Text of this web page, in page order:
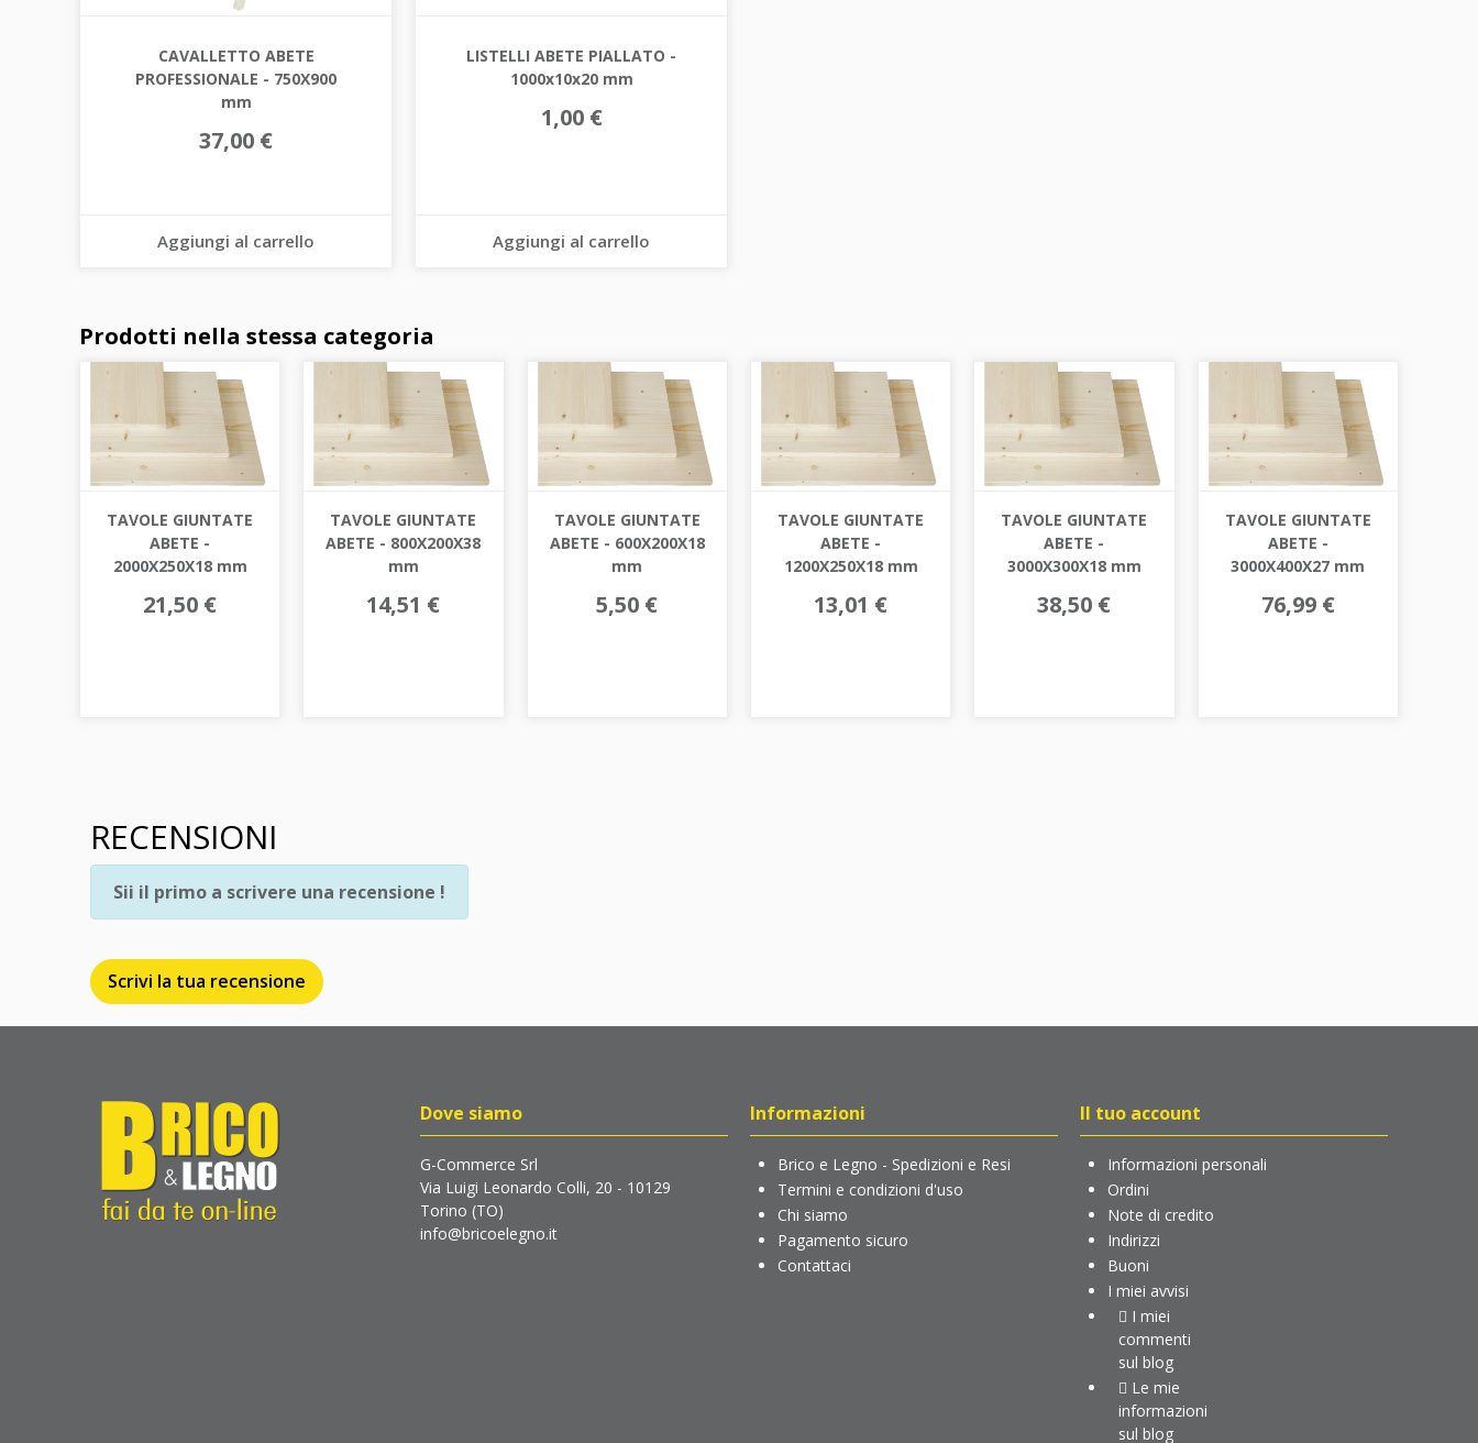
CAVALLETTO ABETE
PROFESSIONALE - 750X900
mm
37,00 €
Aggiungi al carrello
LISTELLI ABETE PIALLATO -
1000x10x20 mm
1,00 €
Aggiungi al carrello
Prodotti nella stessa categoria
TAVOLE GIUNTATE
ABETE -
2000X250X18 mm
21,50 €
TAVOLE GIUNTATE
ABETE - 800X200X38
mm
14,51 €
TAVOLE GIUNTATE
ABETE - 600X200X18
mm
5,50 €
TAVOLE GIUNTATE
ABETE -
1200X250X18 mm
13,01 €
TAVOLE GIUNTATE
ABETE -
3000X300X18 mm
38,50 €
TAVOLE GIUNTATE
ABETE -
3000X400X27 mm
76,99 €
RECENSIONI
Scrivi la tua recensione
Sii il primo a scrivere una recensione !
Dove siamo
G-Commerce Srl
Via Luigi Leonardo Colli, 20 - 10129
Torino (TO)
info@bricoelegno.it
Informazioni
Brico e Legno - Spedizioni e Resi
Termini e condizioni d'uso
Chi siamo
Pagamento sicuro
Contattaci
Il tuo account
Informazioni personali
Ordini
Note di credito
Indirizzi
Buoni
I miei avvisi
I miei
commenti
sul blog
Le mie
informazioni
sul blog